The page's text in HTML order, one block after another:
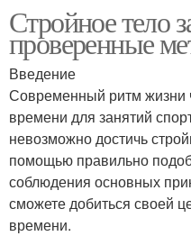
Стройное тело
проверенные
Введение
Современный ритм жизни
времени для занятий
невозможно достичь
помощью правильно
соблюдения основных
сможете добиться своей
времени.